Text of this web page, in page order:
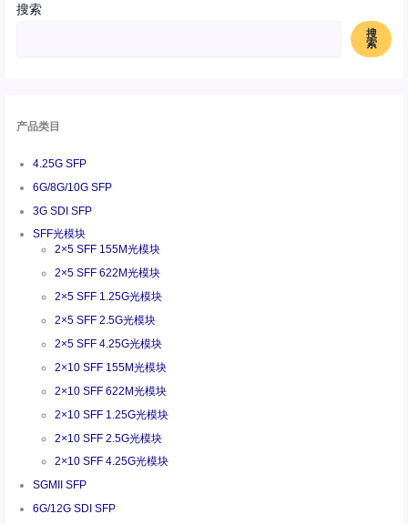
搜索
搜
索
产品类目
4.25G SFP
6G/8G/10G SFP
3G SDI SFP
SFF光模块
2×5 SFF 155M光模块
2×5 SFF 622M光模块
2×5 SFF 1.25G光模块
2×5 SFF 2.5G光模块
2×5 SFF 4.25G光模块
2×10 SFF 155M光模块
2×10 SFF 622M光模块
2×10 SFF 1.25G光模块
2×10 SFF 2.5G光模块
2×10 SFF 4.25G光模块
SGMII SFP
6G/12G SDI SFP